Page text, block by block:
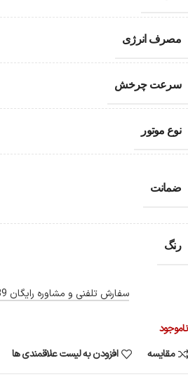
مصرف انرژی
سرعت چرخش
نوع موتور
ضمانت
رنگ
سفارش تلفنی و مشاوره رایگان 09128465589
ناموجود
مقایسه
افزودن به لیست علاقمندی ها